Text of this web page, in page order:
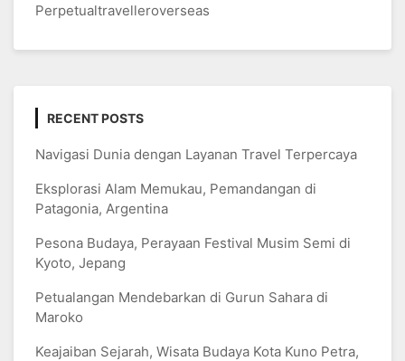
Perpetualtravelleroverseas
RECENT POSTS
Navigasi Dunia dengan Layanan Travel Terpercaya
Eksplorasi Alam Memukau, Pemandangan di
Patagonia, Argentina
Pesona Budaya, Perayaan Festival Musim Semi di
Kyoto, Jepang
Petualangan Mendebarkan di Gurun Sahara di
Maroko
Keajaiban Sejarah, Wisata Budaya Kota Kuno Petra,